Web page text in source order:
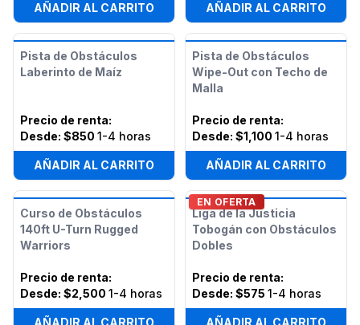
AÑADIR AL CARRITO AÑADIR AL CARRITO
Pista de Obstáculos
Laberinto de Maíz
Precio de renta:
Desde: $850 1-4 horas
AÑADIR AL CARRITO
Pista de Obstáculos
Wipe-Out con Techo de
Malla
Precio de renta:
Desde: $1,100 1-4 horas
AÑADIR AL CARRITO
Curso de Obstáculos
140ft U-Turn Rugged
Warriors
Precio de renta:
Desde: $2,500 1-4 horas
AÑADIR AL CARRITO
EN OFERTA
Liga de la Justicia
Tobogán con Obstáculos
Dobles
Precio de renta:
Desde: $575 1-4 horas
AÑADIR AL CARRITO